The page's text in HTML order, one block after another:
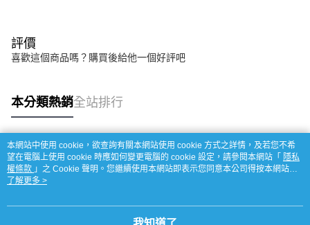
評價
喜歡這個商品嗎？購買後給他一個好評吧
本分類熱銷全站排行
熱門標籤
本網站中使用 cookie，欲查詢有關本網站使用 cookie 方式之詳情，及若您不希
望在電腦上使用 cookie 時應如何變更電腦的 cookie 設定，請參閱本網站「 隱私
權條款 」之 Cookie 聲明。您繼續使用本網站即表示您同意本公司得按本網站使
用條款之 Cookie 聲明使用 cookie。
了解更多 >